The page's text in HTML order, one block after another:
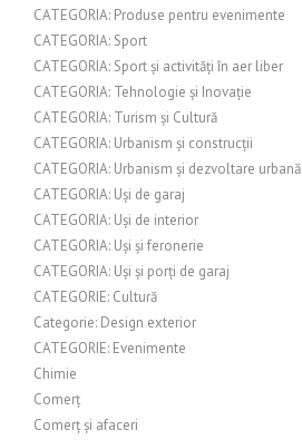
CATEGORIA: Produse pentru evenimente
CATEGORIA: Sport
CATEGORIA: Sport și activități în aer liber
CATEGORIA: Tehnologie și Inovație
CATEGORIA: Turism și Cultură
CATEGORIA: Urbanism și construcții
CATEGORIA: Urbanism și dezvoltare urbană
CATEGORIA: Uși de garaj
CATEGORIA: Uși de interior
CATEGORIA: Uși și feronerie
CATEGORIA: Uși și porți de garaj
CATEGORIE: Cultură
Categorie: Design exterior
CATEGORIE: Evenimente
Chimie
Comerț
Comerț și afaceri